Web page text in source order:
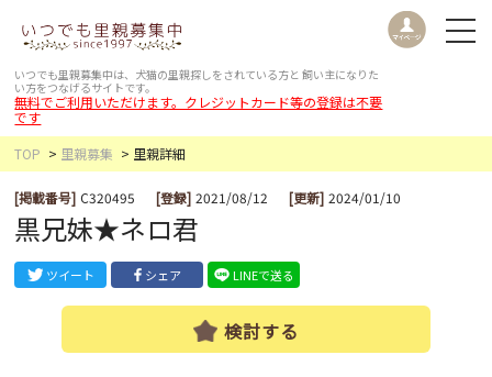
いつでも里親募集中は、犬猫の里親探しをされている方と 飼い主になりた
い方をつなげるサイトです。
無料でご利用いただけます。クレジットカード等の登録は不要
です
TOP
里親募集 里親詳細
[掲載番号] C320495 [登録] 2021/08/12 [更新] 2024/01/10
黒兄妹★ネロ君
ツイート シェア LINEで送る
検討する